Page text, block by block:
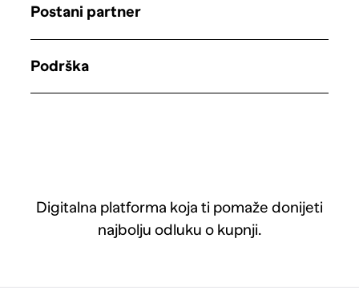
Digitalna platforma koja ti pomaže donijeti
najbolju odluku o kupnji.
Postani partner
Podrška